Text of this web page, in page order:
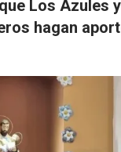
Los Azules
hagan